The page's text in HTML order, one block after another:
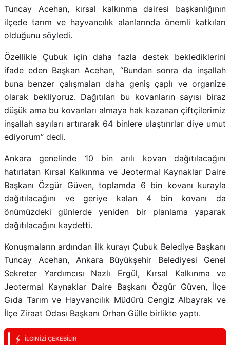
Tuncay Acehan, kırsal kalkınma dairesi başkanlığının
ilçede tarım ve hayvancılık alanlarında önemli katkıları
olduğunu söyledi.
Özellikle Çubuk için daha fazla destek beklediklerini
ifade eden Başkan Acehan, “Bundan sonra da inşallah
buna benzer çalışmaları daha geniş çaplı ve organize
olarak bekliyoruz. Dağıtılan bu kovanların sayısı biraz
düşük ama bu kovanları almaya hak kazanan çiftçilerimiz
inşallah sayıları artırarak 64 binlere ulaştırırlar diye umut
ediyorum” dedi.
Ankara genelinde 10 bin arılı kovan dağıtılacağını
hatırlatan Kırsal Kalkınma ve Jeotermal Kaynaklar Daire
Başkanı Özgür Güven, toplamda 6 bin kovanı kurayla
dağıtılacağını ve geriye kalan 4 bin kovanı da
önümüzdeki günlerde yeniden bir planlama yaparak
dağıtılacağını kaydetti.
Konuşmaların ardından ilk kurayı Çubuk Belediye Başkanı
Tuncay Acehan, Ankara Büyükşehir Belediyesi Genel
Sekreter Yardımcısı Nazlı Ergül, Kırsal Kalkınma ve
Jeotermal Kaynaklar Daire Başkanı Özgür Güven, İlçe
Gıda Tarım ve Hayvancılık Müdürü Cengiz Albayrak ve
İlçe Ziraat Odası Başkanı Orhan Gülle birlikte yaptı.
İLGINIZI ÇEKEBILIR